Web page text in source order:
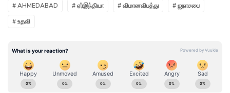
# AHMEDABAD
# ஏர்இந்தியா # விமானவிபத்து
# ஐநாசபை
# உதவி